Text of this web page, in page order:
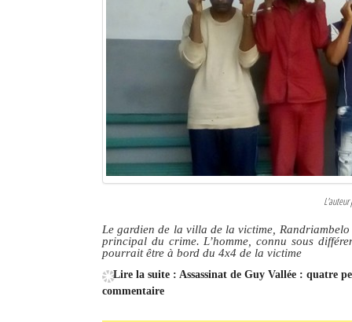
L'auteur
Le gardien de la villa de la victime,
principal du crime. L’homme, connu sous
pourrait être à bord du 4x4 de la victime
Lire la suite : Assassinat de Guy Vallée : quatre
commentaire